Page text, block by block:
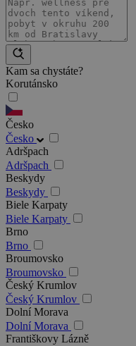
Kam sa chystáte?
Korutánsko
Česko
Česko
Adršpach
Adršpach
Beskydy
Beskydy
Biele Karpaty
Biele Karpaty
Brno
Brno
Broumovsko
Broumovsko
Český Krumlov
Český Krumlov
Dolní Morava
Dolní Morava
Františkovy Lázně